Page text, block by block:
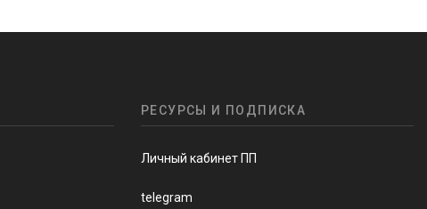
РЕСУРСЫ И ПОДПИСКА
Личный кабинет ПП
telegram